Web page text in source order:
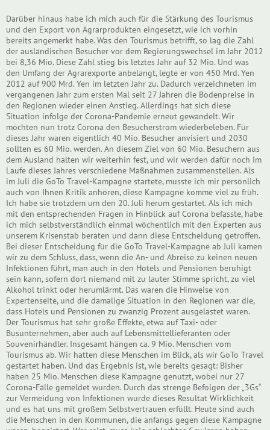
Darüber hinaus habe ich mich auch für die Stärkung des Tourismus
und den Export von Agrarprodukten eingesetzt, wie ich vorhin
bereits angemerkt habe. Was den Tourismus betrifft, so lag die Zahl
der ausländischen Besucher vor dem Regierungswechsel im Jahr 2012
bei 8,36 Mio. Diese Zahl stieg bis letztes Jahr auf 32 Mio. Und was
den Umfang der Agrarexporte anbelangt, legte er von 450 Mrd. Yen
2012 auf 900 Mrd. Yen im letzten Jahr zu. Dadurch verzeichneten im
vergangenen Jahr zum ersten Mal seit 27 Jahren die Bodenpreise in
den Regionen wieder einen Anstieg. Allerdings hat sich diese
Situation infolge der Corona-Pandemie erneut gewandelt. Wir
möchten nun trotz Corona den Besucherstrom wiederbeleben. Für
dieses Jahr waren eigentlich 40 Mio. Besucher anvisiert und 2030
sollten es 60 Mio. werden. An diesem Ziel von 60 Mio. Besuchern aus
dem Ausland halten wir weiterhin fest, und wir werden dafür noch im
Laufe dieses Jahres verschiedene Maßnahmen zusammenstellen. Als
im Juli die GoTo Travel-Kampagne startete, musste ich mir persönlich
auch von Ihnen Kritik anhören, diese Kampagne komme viel zu früh.
Ich habe sie trotzdem um den 20. Juli herum gestartet. Als ich mich
mit den entsprechenden Fragen in Hinblick auf Corona befasste, habe
ich mich selbstverständlich einmal wöchentlich mit den Experten aus
unserem Krisenstab beraten und dann diese Entscheidung getroffen.
Bei dieser Entscheidung für die GoTo Travel-Kampagne ab Juli kamen
wir zu dem Schluss, dass, wenn die An- und Abreise zu keinen neuen
Infektionen führt, man auch in den Hotels und Pensionen beruhigt
sein kann, sofern dort niemand mit zu lauter Stimme spricht, zu viel
Alkohol trinkt oder herumlärmt. Das waren die Hinweise von
Expertenseite, und die damalige Situation in den Regionen war die,
dass Hotels und Pensionen zu zwanzig Prozent ausgelastet waren.
Der Tourismus hat sehr große Effekte, etwa auf Taxi- oder
Busunternehmen, aber auch auf Lebensmittellieferanten oder
Souvenirhändler. Insgesamt hängen ca. 9 Mio. Menschen vom
Tourismus ab. Wir hatten diese Menschen im Blick, als wir GoTo Travel
gestartet haben. Und das Ergebnis ist, wie bereits gesagt: Bisher
haben 25 Mio. Menschen diese Kampagne genutzt, wobei nur 27
Corona-Fälle gemeldet wurden. Durch das strenge Befolgen der „3Gs“
zur Vermeidung von Infektionen wurde dieses Resultat Wirklichkeit
und es hat uns mit großem Selbstvertrauen erfüllt. Heute sind auch
die Menschen in den Kommunen, die anfangs gegen diese Kampagne